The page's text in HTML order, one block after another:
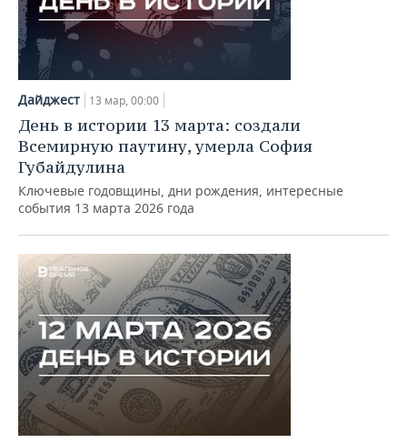
Дайджест 13 мар, 00:00
День в истории 13 марта: создали
Всемирную паутину, умерла София
Губайдулина
Ключевые годовщины, дни рождения, интересные
события 13 марта 2026 года